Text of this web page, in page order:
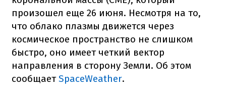
произошел еще 26 июня. Несмотря на то,
что облако плазмы движется через
космическое пространство не слишком
быстро, оно имеет четкий вектор
направления в сторону Земли. Об этом
сообщаетSpaceWeather.